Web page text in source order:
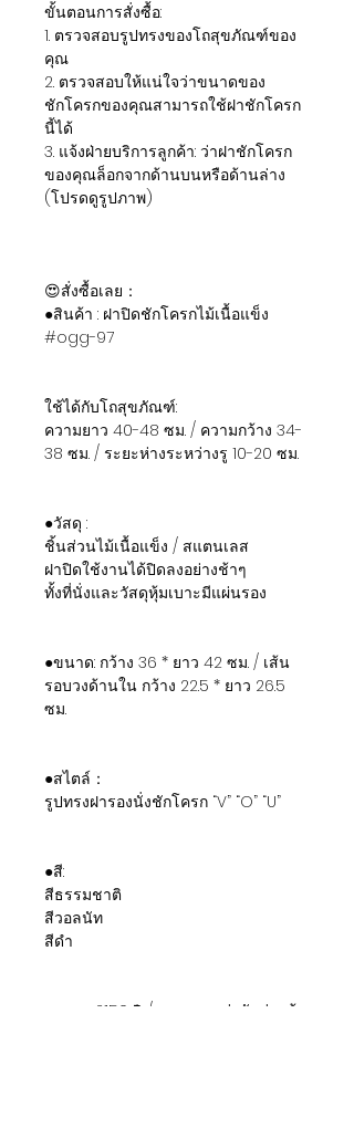
ขั้นตอนการสั่งซื้อ:
1. ตรวจสอบรูปทรงของโถสุขภัณฑ์ของ
คุณ
2. ตรวจสอบให้แน่ใจว่าขนาดของ
ชักโครกของคุณสามารถใช้ฝาชักโครก
นี้ได้
3. แจ้งฝ่ายบริการลูกค้า: ว่าฝาชักโครก
ของคุณล็อกจากด้านบนหรือด้านล่าง
(โปรดดูรูปภาพ)
😍สั่งซื้อเลย：
●สินค้า : ฝาปิดชักโครกไม้เนื้อแข็ง
#ogg-97
ใช้ได้กับโถสุขภัณฑ์:
ความยาว 40-48 ซม. / ความกว้าง 34-
38 ซม. / ระยะห่างระหว่างรู 10-20 ซม.
●วัสดุ :
ชิ้นส่วนไม้เนื้อแข็ง / สแตนเลส
ฝาปิดใช้งานได้ปิดลงอย่างช้าๆ
ทั้งที่นั่งและวัสดุหุ้มเบาะมีแผ่นรอง
●ขนาด: กว้าง 36 * ยาว 42 ซม. / เส้น
รอบวงด้านใน กว้าง 22.5 * ยาว 26.5
ซม.
●สไตล์：
รูปทรงฝารองนั่งชักโครก “V” “O” “U”
●สี:
สีธรรมชาติ
สีวอลนัท
สีดำ
●ราคา: 2150 ฿ / ราคารวมค่าจัดส่งแล้ว